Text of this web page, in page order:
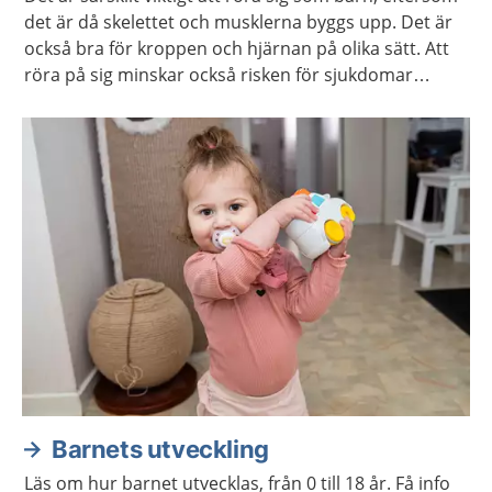
det är då skelettet och musklerna byggs upp. Det är
också bra för kroppen och hjärnan på olika sätt. Att
röra på sig minskar också risken för sjukdomar
Barnets utveckling
Läs om hur barnet utvecklas, från 0 till 18 år. Få info